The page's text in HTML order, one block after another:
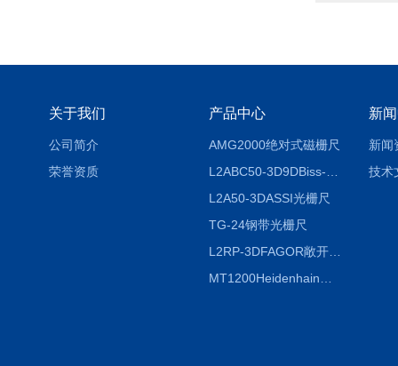
关于我们
公司简介
荣誉资质
产品中心
AMG2000绝对式磁栅尺
L2A50-3DASSI光栅尺
TG-24钢带光栅尺
L2RP-3DFAGOR敞开式光栅尺
新
新闻
技术